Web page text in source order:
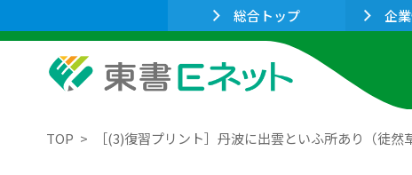
総合トップ 企
TOP ［(3)復習プリント］丹波に出雲といふ所あり（徒然